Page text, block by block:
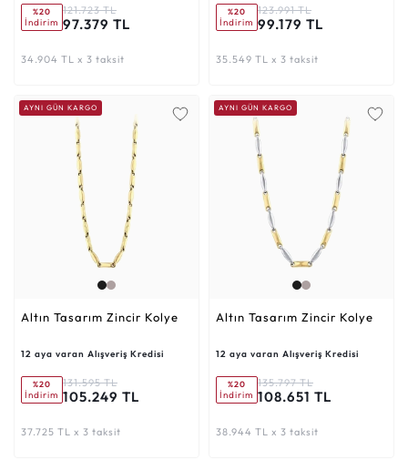
%20
İndirim
121.723 TL
97.379 TL
34.904 TL x 3 taksit
%20
İndirim
123.991 TL
99.179 TL
35.549 TL x 3 taksit
AYNI GÜN KARGO
Altın Tasarım Zincir Kolye
12 aya varan Alışveriş Kredisi
%20
İndirim
131.595 TL
105.249 TL
37.725 TL x 3 taksit
AYNI GÜN KARGO
Altın Tasarım Zincir Kolye
12 aya varan Alışveriş Kredisi
%20
İndirim
135.797 TL
108.651 TL
38.944 TL x 3 taksit